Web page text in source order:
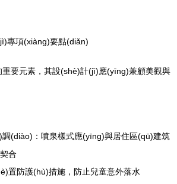
專項(xiàng)要點(diǎn)
重要元素，其設(shè)計(jì)應(yīng)兼顧美觀與
(diào)：噴泉樣式應(yīng)與居住區(qū)建筑
合
置防護(hù)措施，防止兒童意外落水